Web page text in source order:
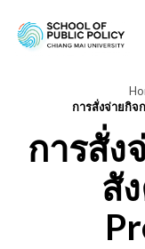
การสั่งจ่ายกิจ
การสั่ง
สั